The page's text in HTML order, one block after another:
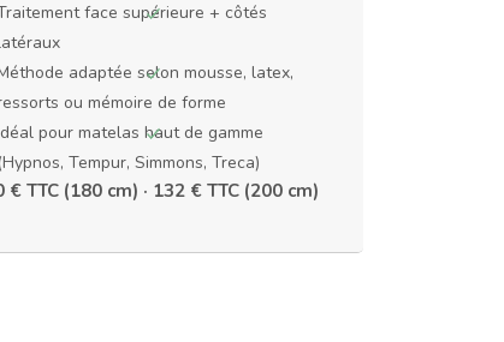
face supérieure + côtés
adaptée selon mousse, latex,
ou mémoire de forme
pour matelas haut de gamme
(Hypnos, Tempur, Simmons, Treca)
€ TTC (180 cm) · 132 € TTC (200 cm)